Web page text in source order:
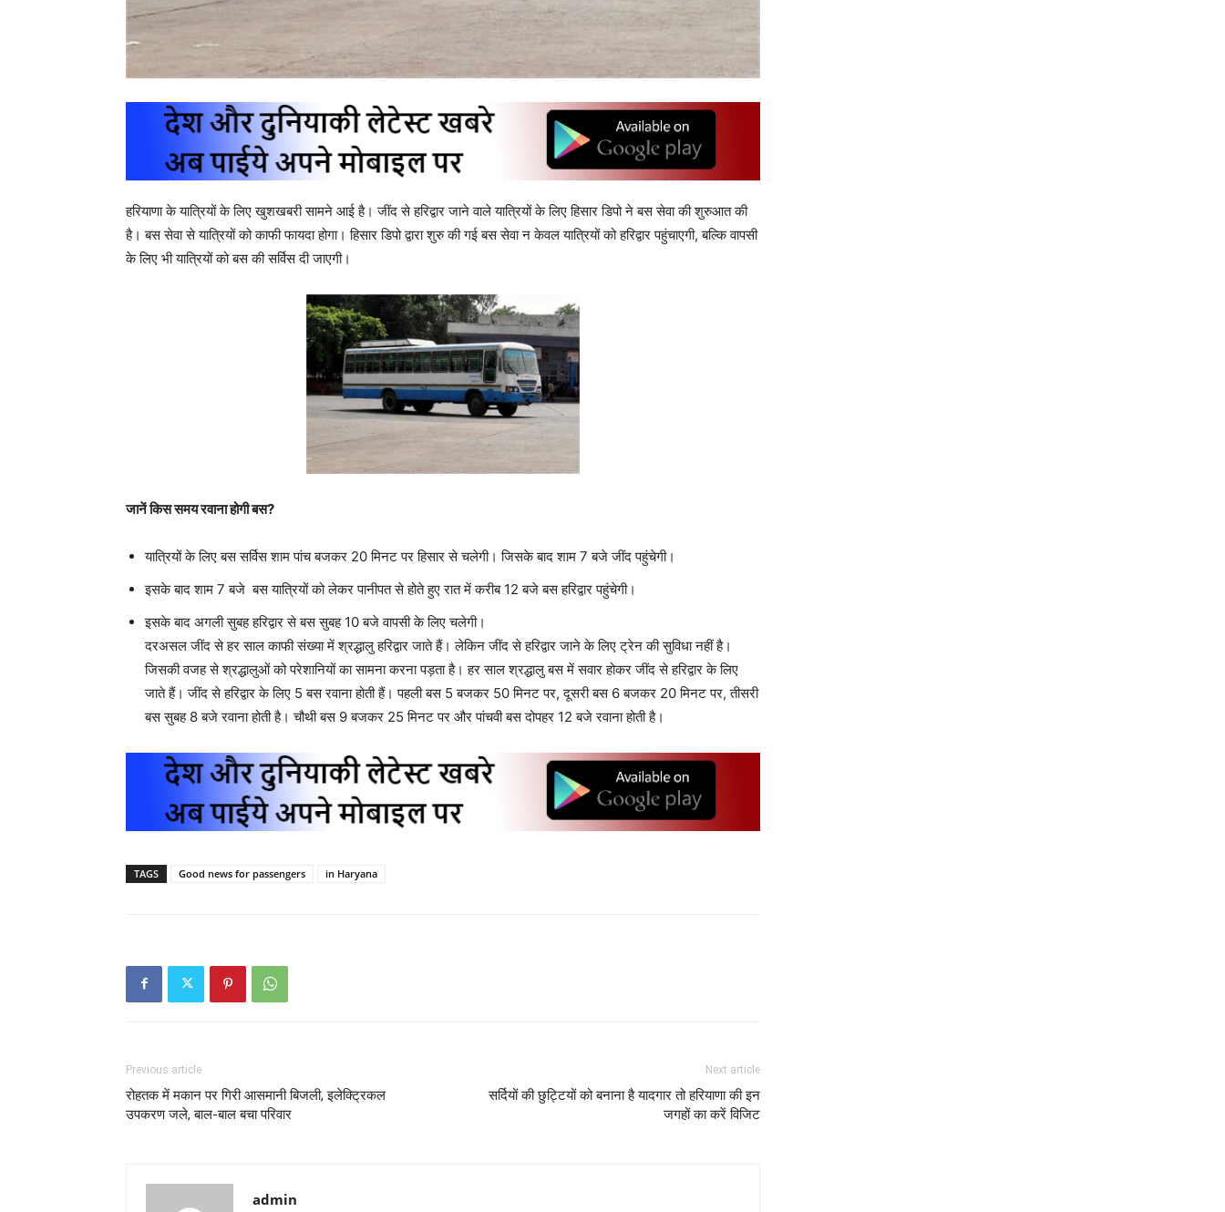
हरियाणा के यात्रियों के लिए खुशखबरी सामने आई है। जींद से हरिद्वार जाने वाले यात्रियों के लिए हिसार डिपो ने बस सेवा की शुरुआत की
है। बस सेवा से यात्रियों को काफी फायदा होगा। हिसार डिपो द्वारा शुरु की गई बस सेवा न केवल यात्रियों को हरिद्वार पहुंचाएगी, बल्कि वापसी
के लिए भी यात्रियों को बस की सर्विस दी जाएगी।
जानें किस समय रवाना होगी बस?
यात्रियों के लिए बस सर्विस शाम पांच बजकर 20 मिनट पर हिसार से चलेगी। जिसके बाद शाम 7 बजे जींद पहुंचेगी।
इसके बाद शाम 7 बजे बस यात्रियों को लेकर पानीपत से होते हुए रात में करीब 12 बजे बस हरिद्वार पहुंचेगी।
इसके बाद अगली सुबह हरिद्वार से बस सुबह 10 बजे वापसी के लिए चलेगी।
दरअसल जींद से हर साल काफी संख्या में श्रद्धालु हरिद्वार जाते हैं। लेकिन जींद से हरिद्वार जाने के लिए ट्रेन की सुविधा नहीं है।
जिसकी वजह से श्रद्धालुओं को परेशानियों का सामना करना पड़ता है। हर साल श्रद्धालु बस में सवार होकर जींद से हरिद्वार के लिए
जाते हैं। जींद से हरिद्वार के लिए 5 बस रवाना होती हैं। पहली बस 5 बजकर 50 मिनट पर, दूसरी बस 6 बजकर 20 मिनट पर, तीसरी
बस सुबह 8 बजे रवाना होती है। चौथी बस 9 बजकर 25 मिनट पर और पांचवी बस दोपहर 12 बजे रवाना होती है।
TAGS Good news for passengers in Haryana
Previous article
रोहतक में मकान पर गिरी आसमानी बिजली, इलेक्ट्रिकल
उपकरण जले, बाल-बाल बचा परिवार
Next article
सर्दियों की छुट्टियों को बनाना है यादगार तो हरियाणा की इन
जगहों का करें विजिट
admin